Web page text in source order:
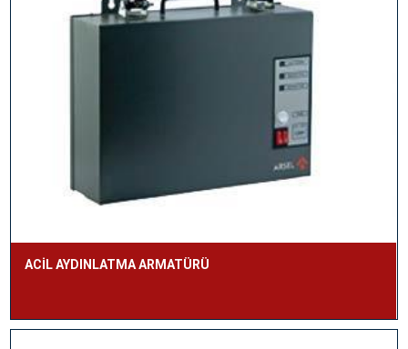
ACİL AYDINLATMA ARMATÜRÜ